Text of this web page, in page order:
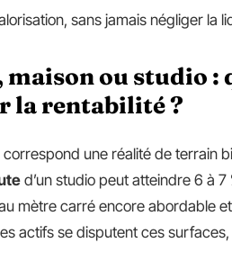
sans jamais négliger la
ou studio :
la rentabilité ?
une réalité de terrain
d’un studio peut atteindre 6 à
mètre carré encore abordable
actifs se disputent ces